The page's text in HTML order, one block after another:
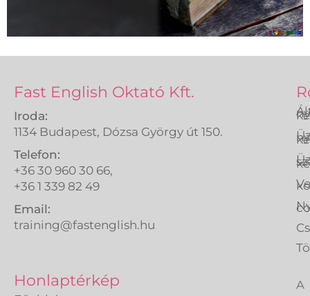
Fast English Oktató Kft.
Iroda:
1134 Budapest, Dózsa György út 150.
Telefon:
+36 30 960 30 66,
+36 1 339 82 49
Email:
training@fastenglish.hu
Honlaptérkép